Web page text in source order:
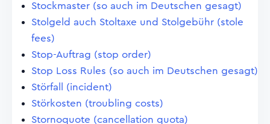
Stockmaster (so auch im Deutschen gesagt)
Stolgeld auch Stoltaxe und Stolgebühr (stole
fees)
Stop-Auftrag (stop order)
Stop Loss Rules (so auch im Deutschen gesagt)
Störfall (incident)
Störkosten (troubling costs)
Stornoquote (cancellation quota)